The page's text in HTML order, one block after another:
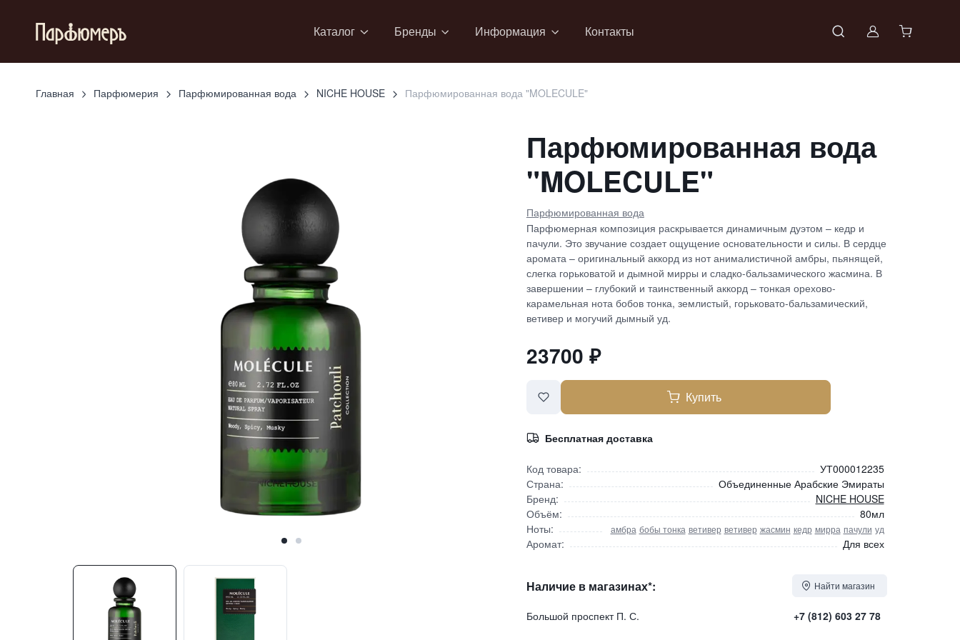
Каталог Бренды Информация Контакты Войти в
Главная Парфюмерия Парфюмированная вода NICHE HOUSE Парфюмированная вода "MOLECULE"
Парфюмированная вода
"MOLECULE"
Парфюмированная вода
Парфюмерная композиция раскрывается динамичным дуэтом – кедр и
пачули. Это звучание создает ощущение основательности и силы. В сердце
аромата – оригинальный аккорд из нот анималистичной амбры, пьянящей,
слегка горьковатой и дымной мирры и сладко-бальзамического жасмина. В
завершении – глубокий и таинственный аккорд – тонкая орехово-
карамельная нота бобов тонка, землистый, горьковато-бальзамический,
ветивер и могучий дымный уд.
23700 ₽
Купить
Бесплатная доставка
Код товара:
УТ000012235
Страна:
Объединенные Арабские Эмираты
Бренд:
NICHE HOUSE
Объём:
80мл
Ноты:
амбра бобы тонка ветивер ветивер жасмин кедр мирра пачули уд
Аромат: Для всех
Наличие в магазинах*: Найти магазин
Большой проспект П. С. +7 (812) 603 27 78